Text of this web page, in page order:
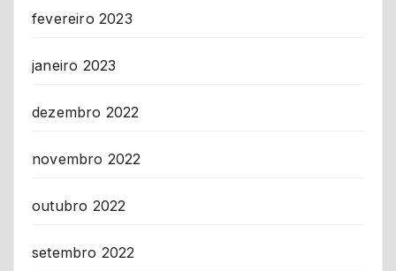
fevereiro 2023
janeiro 2023
dezembro 2022
novembro 2022
outubro 2022
setembro 2022